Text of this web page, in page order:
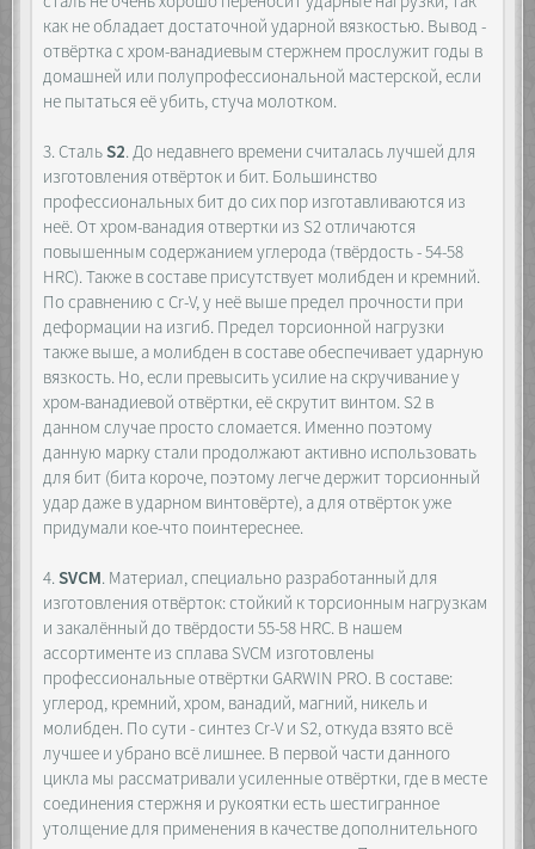
как не обладает достаточной ударной вязкостью. Вывод -
отвёртка с хром-ванадиевым стержнем прослужит годы в
домашней или полупрофессиональной мастерской, если
не пытаться её убить, стуча молотком.
3. СтальS2. До недавнего времени считалась лучшей для
изготовления отвёрток и бит. Большинство
профессиональных бит до сих пор изготавливаются из
неё. От хром-ванадия отвертки из S2 отличаются
повышенным содержанием углерода (твёрдость - 54-58
HRC). Также в составе присутствует молибден и кремний.
По сравнению с Cr-V, у неё выше предел прочности при
деформации на изгиб. Предел торсионной нагрузки
также выше, а молибден в составе обеспечивает ударную
вязкость. Но, если превысить усилие на скручивание у
хром-ванадиевой отвёртки, её скрутит винтом. S2 в
данном случае просто сломается. Именно поэтому
данную марку стали продолжают активно использовать
для бит (бита короче, поэтому легче держит торсионный
удар даже в ударном винтовёрте), а для отвёрток уже
придумали кое-что поинтереснее.
4.SVCM. Материал, специально разработанный для
изготовления отвёрток: стойкий к торсионным нагрузкам
и закалённый до твёрдости 55-58 HRC. В нашем
ассортименте из сплава SVCM изготовлены
профессиональные отвёртки GARWIN PRO. В составе:
углерод, кремний, хром, ванадий, магний, никель и
молибден. По сути - синтез Cr-V и S2, откуда взято всё
лучшее и убрано всё лишнее. В первой части данного
цикла мы рассматривали усиленные отвёртки, где в месте
соединения стержня и рукоятки есть шестигранное
утолщение для применения в качестве дополнительного